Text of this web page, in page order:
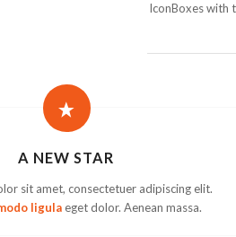
IconBoxes with
A NEW STAR
sit amet, consectetuer adipiscing elit.
ligulaeget dolor. Aenean massa.